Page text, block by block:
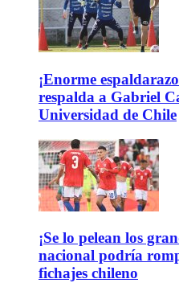
¡Enorme
respalda a Gabriel
Universidad de Chile
¡Se lo pelean los
nacional podría
fichajes chileno